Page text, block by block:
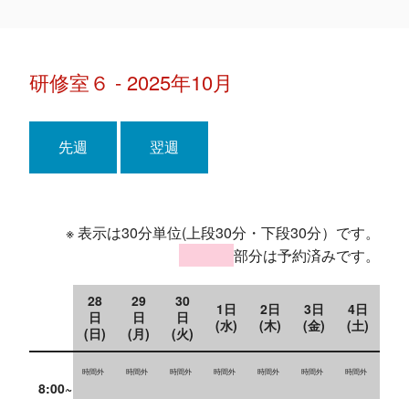
研修室６ - 2025年10月
先週 翌週
※ 表示は30分単位(上段30分・下段30分）です。
部分は予約済みです。
28
日
(日)
29
日
(月)
30
日
(火)
1日
(水)
2日
(木)
3日
(金)
4日
(土)
8:00~
時間外 時間外 時間外 時間外 時間外 時間外 時間外